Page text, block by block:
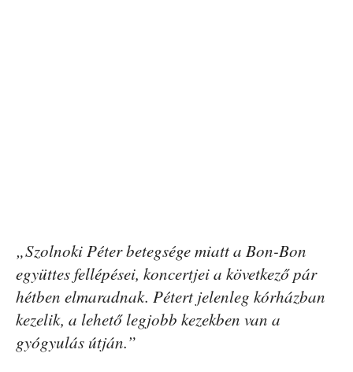
„Szolnoki Péter betegsége miatt a Bon-Bon
együttes fellépései, koncertjei a következő pár
hétben elmaradnak. Pétert jelenleg kórházban
kezelik, a lehető legjobb kezekben van a
gyógyulás útján.”